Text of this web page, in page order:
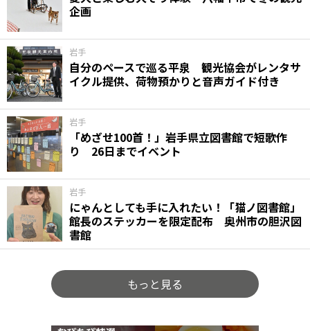
企画
岩手
自分のペースで巡る平泉 観光協会がレンタサ
イクル提供、荷物預かりと音声ガイド付き
岩手
「めざせ100首！」岩手県立図書館で短歌作
り 26日までイベント
岩手
にゃんとしても手に入れたい！「猫ノ図書館」
館長のステッカーを限定配布 奥州市の胆沢図
書館
もっと見る